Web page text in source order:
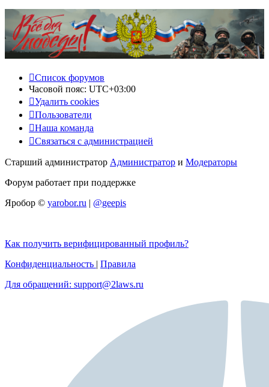
Список форумов
Часовой пояс: UTC+03:00
Удалить cookies
Пользователи
Наша команда
Связаться с администрацией
Старший администратор Администратор и Модераторы
Форум работает при поддержке
Яробор © yarobor.ru | @geepis
Как получить верифицированный профиль?
Конфиденциальность | Правила
Для обращений: support@2laws.ru